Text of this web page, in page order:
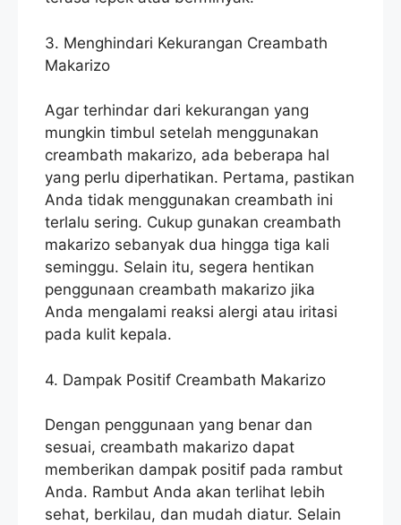
3. Menghindari Kekurangan Creambath
Makarizo
Agar terhindar dari kekurangan yang
mungkin timbul setelah menggunakan
creambath makarizo, ada beberapa hal
yang perlu diperhatikan. Pertama, pastikan
Anda tidak menggunakan creambath ini
terlalu sering. Cukup gunakan creambath
makarizo sebanyak dua hingga tiga kali
seminggu. Selain itu, segera hentikan
penggunaan creambath makarizo jika
Anda mengalami reaksi alergi atau iritasi
pada kulit kepala.
4. Dampak Positif Creambath Makarizo
Dengan penggunaan yang benar dan
sesuai, creambath makarizo dapat
memberikan dampak positif pada rambut
Anda. Rambut Anda akan terlihat lebih
sehat, berkilau, dan mudah diatur. Selain